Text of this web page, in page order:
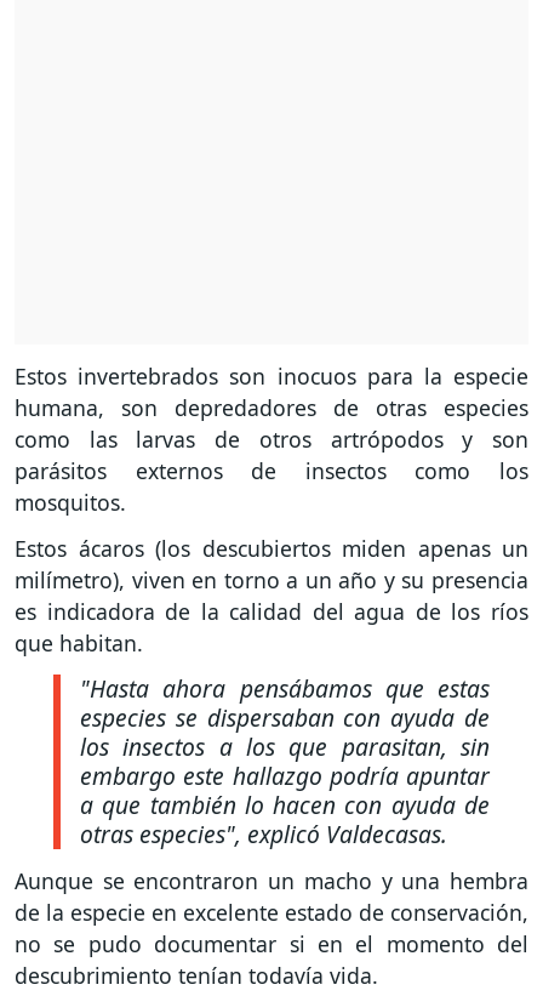
Estos invertebrados son inocuos para la especie
humana, son depredadores de otras especies
como las larvas de otros artrópodos y son
parásitos externos de insectos como los
mosquitos.
Estos ácaros (los descubiertos miden apenas un
milímetro), viven en torno a un año y su presencia
es indicadora de la calidad del agua de los ríos
que habitan.
"Hasta ahora pensábamos que estas
especies se dispersaban con ayuda de
los insectos a los que parasitan, sin
embargo este hallazgo podría apuntar
a que también lo hacen con ayuda de
otras especies", explicó Valdecasas.
Aunque se encontraron un macho y una hembra
de la especie en excelente estado de conservación,
no se pudo documentar si en el momento del
descubrimiento tenían todavía vida.